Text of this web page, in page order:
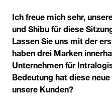
Ich freue mich sehr,
und Shibu für diese
Lassen Sie uns mit der
haben drei Marken
Unternehmen für
Bedeutung hat diese
unsere Kunden?